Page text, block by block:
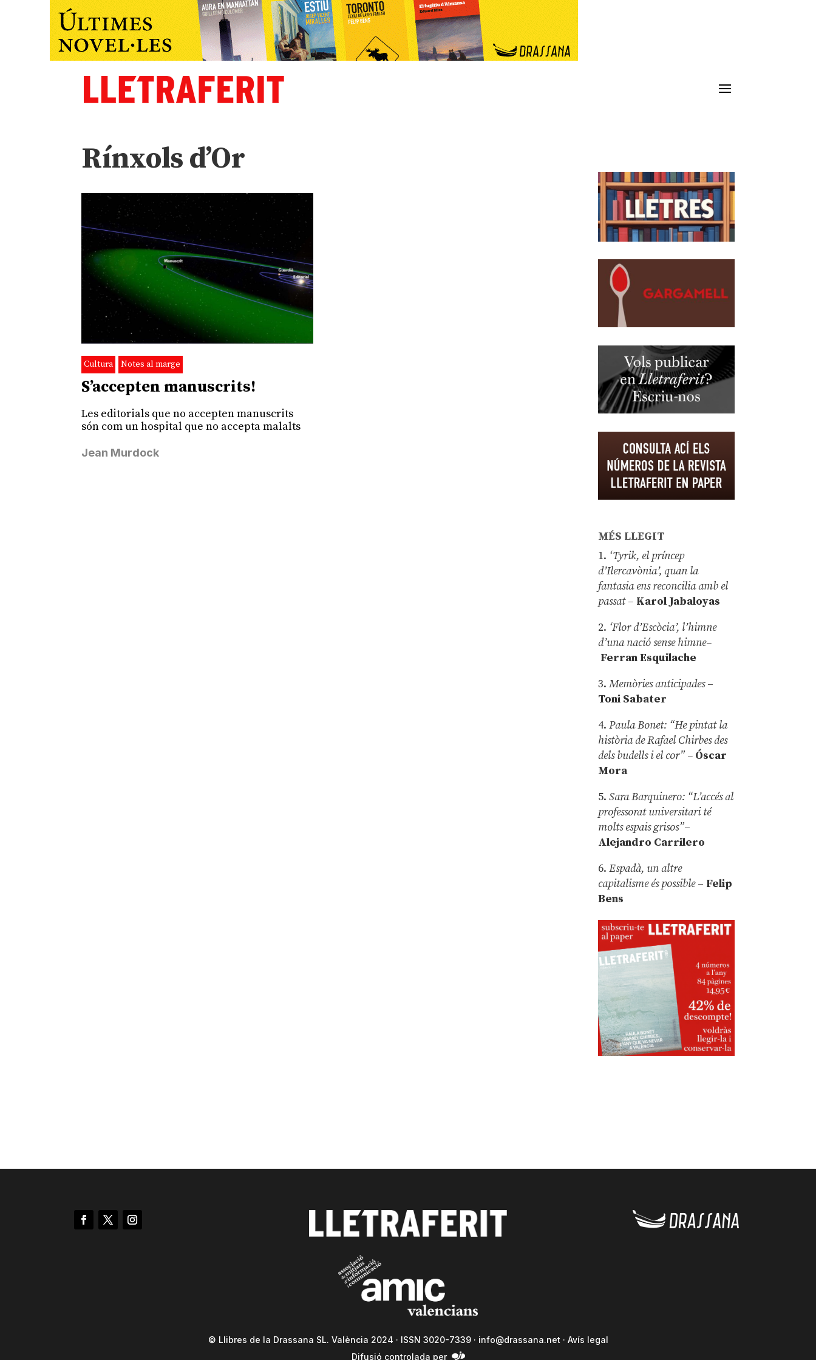
Rínxols d’Or
Cultura Notes al marge
S’accepten manuscrits!
Les editorials que no accepten manuscrits
són com un hospital que no accepta malalts
Jean Murdock
MÉS LLEGIT
1. ‘Tyrik, el príncep
d’Ilercavònia’, quan la
fantasia ens reconcilia amb el
passat– Karol Jabaloyas
2. ‘Flor d’Escòcia’, l’himne
d’una nació sense himne–
Ferran Esquilache
3.Memòries anticipades–
Toni Sabater
4.Paula Bonet: “He pintat la
història de Rafael Chirbes des
dels budells i el cor” – Óscar
Mora
5.Sara Barquinero: “L’accés al
professorat universitari té
molts espais grisos”–
Alejandro Carrilero
6.Espadà, un altre
capitalisme és possible – Felip
Bens
© Llibres de la Drassana SL. València 2024 · ISSN 3020-7339 · info@drassana.net · Avís legal
Difusió controlada per